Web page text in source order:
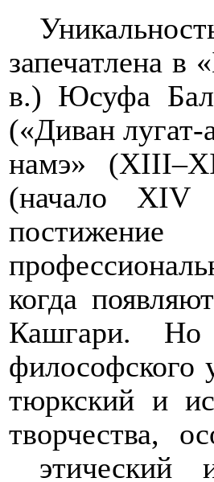
запечатлена в
в.) Юсуфа
(«Диван лугат-
намэ» (XIII–
(началоXIV
когда
Кашгари.
философского
тюркский и
творчества,
этический